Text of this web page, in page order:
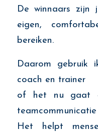
De winnaars zijn
eigen,
bereiken.
Daarom gebruik
coach en trainer
of het nu gaat
Het helpt